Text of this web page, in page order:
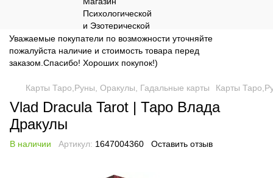
Уважаемые покупатели по возможности уточняйте
пожалуйста наличие и стоимость товара перед
заказом.Спасибо! Хороших покупок!)
Карты Таро,Руны, Оракулы, Гадальные карты Карты
Vlad Dracula Tarot | Таро Влада
Дракулы
В наличии Артикул: 1647004360 Оставить отзыв